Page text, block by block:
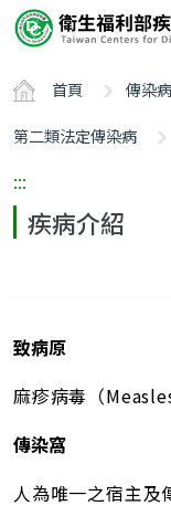
要
容
ALT+C
首頁 傳染
第二類法定傳染病
:::
疾病介紹
致病原
麻疹病毒（
傳染窩
人為唯一之宿主及